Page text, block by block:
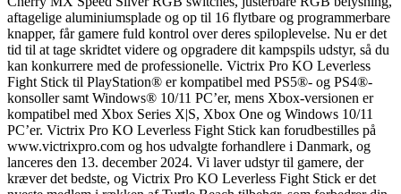
aftagelige aluminiumsplade og op til 16 flytbare og programmerbare
knapper, får gamere fuld kontrol over deres spiloplevelse. Nu er det
tid til at tage skridtet videre og opgradere dit kampspils udstyr, så du
kan konkurrere med de professionelle. Victrix Pro KO Leverless
Fight Stick til PlayStation® er kompatibel med PS5®- og PS4®-
konsoller samt Windows® 10/11 PC’er, mens Xbox-versionen er
kompatibel med Xbox Series X|S, Xbox One og Windows 10/11
PC’er. Victrix Pro KO Leverless Fight Stick kan forudbestilles på
www.victrixpro.com og hos udvalgte forhandlere i Danmark, og
lanceres den 13. december 2024. Vi laver udstyr til gamere, der
kræver det bedste, og Victrix Pro KO Leverless Fight Stick er det